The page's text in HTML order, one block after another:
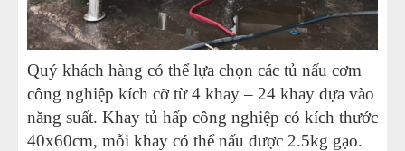
Quý khách hàng có thể lựa chọn các tủ nấu cơm
công nghiệp kích cỡ từ 4 khay – 24 khay dựa vào
năng suất. Khay tủ hấp công nghiệp có kích thước
40x60cm, mỗi khay có thể nấu được 2.5kg gạo.